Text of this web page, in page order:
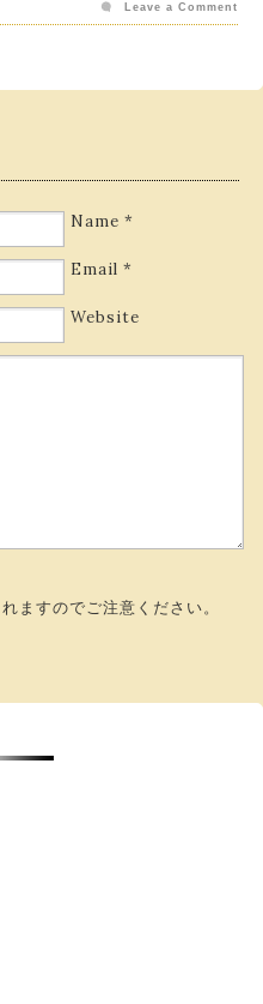
Leave a Comment
Name *
Email *
Website
ますのでご注意ください。